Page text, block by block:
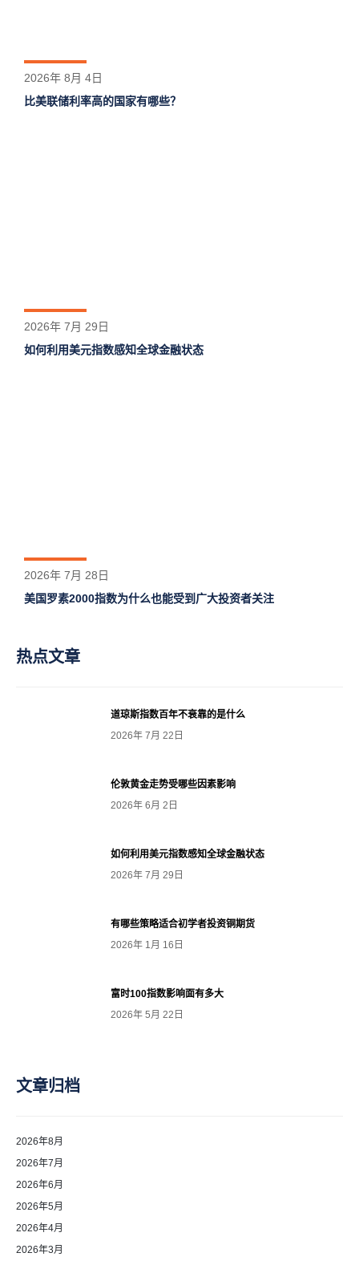
2026年 8月 4日
比美联储利率高的国家有哪些？
2026年 7月 29日
如何利用美元指数感知全球金融状态
2026年 7月 28日
美国罗素2000指数为什么也能受到广大投资者关注
热点文章
道琼斯指数百年不衰靠的是什么
2026年 7月 22日
伦敦黄金走势受哪些因素影响
2026年 6月 2日
如何利用美元指数感知全球金融状态
2026年 7月 29日
有哪些策略适合初学者投资铜期货
2026年 1月 16日
富时100指数影响面有多大
2026年 5月 22日
文章归档
2026年8月
2026年7月
2026年6月
2026年5月
2026年4月
2026年3月